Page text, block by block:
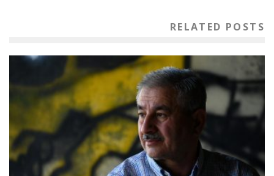
RELATED POSTS